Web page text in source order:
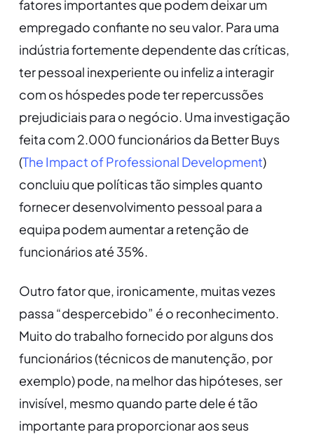
fatores importantes que podem deixar um
empregado confiante no seu valor. Para uma
indústria fortemente dependente das críticas,
ter pessoal inexperiente ou infeliz a interagir
com os hóspedes pode ter repercussões
prejudiciais para o negócio. Uma investigação
feita com 2.000 funcionários da Better Buys
(The Impact of Professional Development)
concluiu que políticas tão simples quanto
fornecer desenvolvimento pessoal para a
equipa podem aumentar a retenção de
funcionários até 35%.
Outro fator que, ironicamente, muitas vezes
passa “despercebido” é o reconhecimento.
Muito do trabalho fornecido por alguns dos
funcionários (técnicos de manutenção, por
exemplo) pode, na melhor das hipóteses, ser
invisível, mesmo quando parte dele é tão
importante para proporcionar aos seus